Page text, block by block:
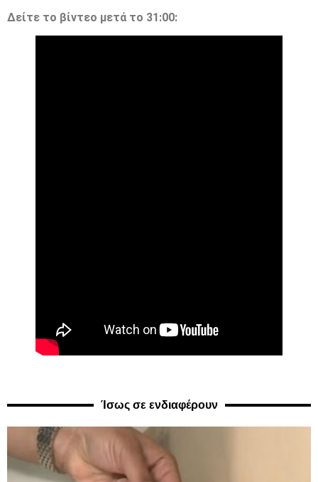
Δείτε το βίντεο μετά το 31:00:
Ίσως σε ενδιαφέρουν